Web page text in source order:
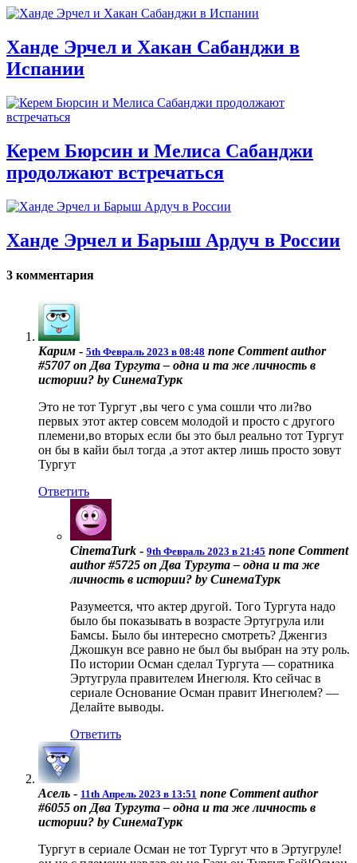
Ханде Эрчел и Хакан Сабанджи в
Испании
Керем Бюрсин и Мелиса Сабанджи
продолжают встречаться
Ханде Эрчел и Барыш Ардуч в России
3 комментария
Карим - 5th Февраль 2023 в 08:48 none Comment author
#5707 on Два Тургута – одна и та же личность в
истории? by СинемаТурк
Это не тот Тургут ,вы чего с ума сошли что ли?во
первых этот актер совсем молодой и просто с другого
племени,во вторых если бы это был реально тот Тургут
он бы в кайи был тогда ,а этот актер лишь просто зовут
Тургут
Ответить
CinemaTurk - 9th Февраль 2023 в 21:45 none Comment
author #5725 on Два Тургута – одна и та же
личность в истории? by СинемаТурк
Разумеется, что актер другой. Того Тургута надо
было бы показывать в возрасте Эртугрула или
Бамсы. Было бы интересно смотреть? Дженгиз
Джошкун все равно не был бы выбран на эту роль.
По истории Осман сделал Тургута — соратника
Эртугрула правителем Инегюля. Кто сейчас в
сериале Основание Осман правит Инегюлем? —
Делайте выводы.
Ответить
Асель - 11th Апрель 2023 в 13:51 none Comment author
#6055 on Два Тургута – одна и та же личность в
истории? by СинемаТурк
Тургут в сериале Осман не тот Тургут что в Эртугруле!